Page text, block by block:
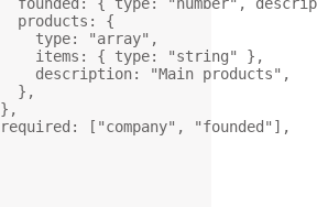
products: {
type:
"array" ,
items: { type:
"string"
},
description:
"Main products" ,
},
},
required: [ "company" , "founded" ],